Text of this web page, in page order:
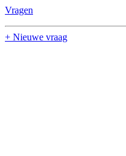
Vragen
+ Nieuwe vraag